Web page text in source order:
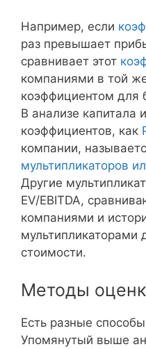
Например, если
раз превышает
сравнивает этот
компаниями в той
коэффициентом для
В анализе капитала
коэффициентов, как
компании,
мультипликаторов
Другие
EV/EBITDA,
компаниями и
мультипликаторами
стоимости.
Методы
Есть разные
Упомянутый выше